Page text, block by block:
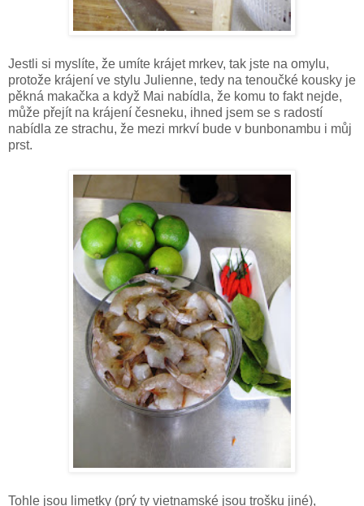
Jestli si myslíte, že umíte krájet mrkev, tak jste na omylu,
protože krájení ve stylu Julienne, tedy na tenoučké kousky je
pěkná makačka a když Mai nabídla, že komu to fakt nejde,
může přejít na krájení česneku, ihned jsem se s radostí
nabídla ze strachu, že mezi mrkví bude v bunbonambu i můj
prst.
Tohle jsou limetky (prý ty vietnamské jsou trošku jiné),